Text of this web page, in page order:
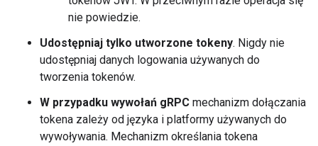
nie powiedzie.
Udostępniaj tylko utworzone tokeny. Nigdy nie
udostępniaj danych logowania używanych do
tworzenia tokenów.
W przypadku wywołań gRPC mechanizm dołączania
tokena zależy od języka i platformy używanych do
wywoływania. Mechanizm określania tokena